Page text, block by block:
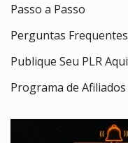
Passo a Passo
Perguntas Frequentes
Publique Seu PLR Aqui
Programa de Afiliados